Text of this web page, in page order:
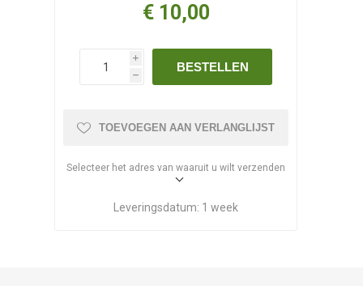
€ 10,00
i
h
BESTELLEN
TOEVOEGEN AAN VERLANGLIJST
Selecteer het adres van waaruit u wilt verzenden
Leveringsdatum: 1 week